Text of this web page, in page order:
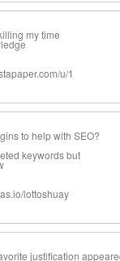
my time
u/1
to help with SEO?
keywords but
lottoshuay
justification